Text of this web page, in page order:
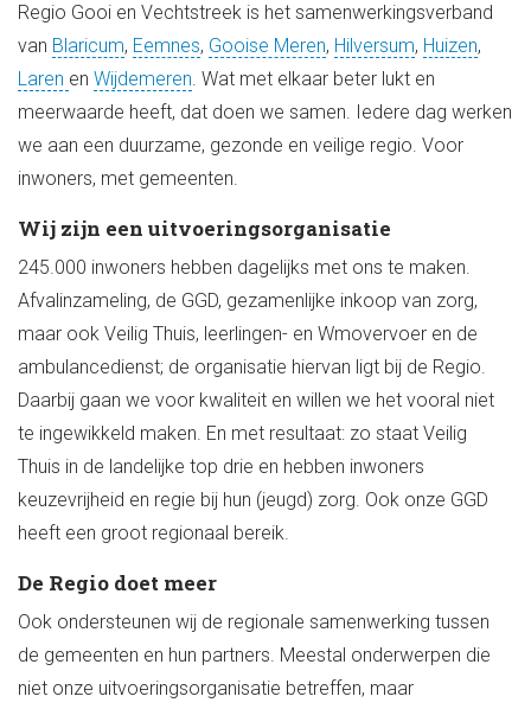
Regio Gooi en Vechtstreek is het samenwerkingsverband
van Blaricum, Eemnes, Gooise Meren, Hilversum, Huizen,
Laren en Wijdemeren. Wat met elkaar beter lukt en
meerwaarde heeft, dat doen we samen. Iedere dag werken
we aan een duurzame, gezonde en veilige regio. Voor
inwoners, met gemeenten.
Wij zijn een uitvoeringsorganisatie
245.000 inwoners hebben dagelijks met ons te maken.
Afvalinzameling, de GGD, gezamenlijke inkoop van zorg,
maar ook Veilig Thuis, leerlingen- en Wmovervoer en de
ambulancedienst; de organisatie hiervan ligt bij de Regio.
Daarbij gaan we voor kwaliteit en willen we het vooral niet
te ingewikkeld maken. En met resultaat: zo staat Veilig
Thuis in de landelijke top drie en hebben inwoners
keuzevrijheid en regie bij hun (jeugd) zorg. Ook onze GGD
heeft een groot regionaal bereik.
De Regio doet meer
Ook ondersteunen wij de regionale samenwerking tussen
de gemeenten en hun partners. Meestal onderwerpen die
niet onze uitvoeringsorganisatie betreffen, maar